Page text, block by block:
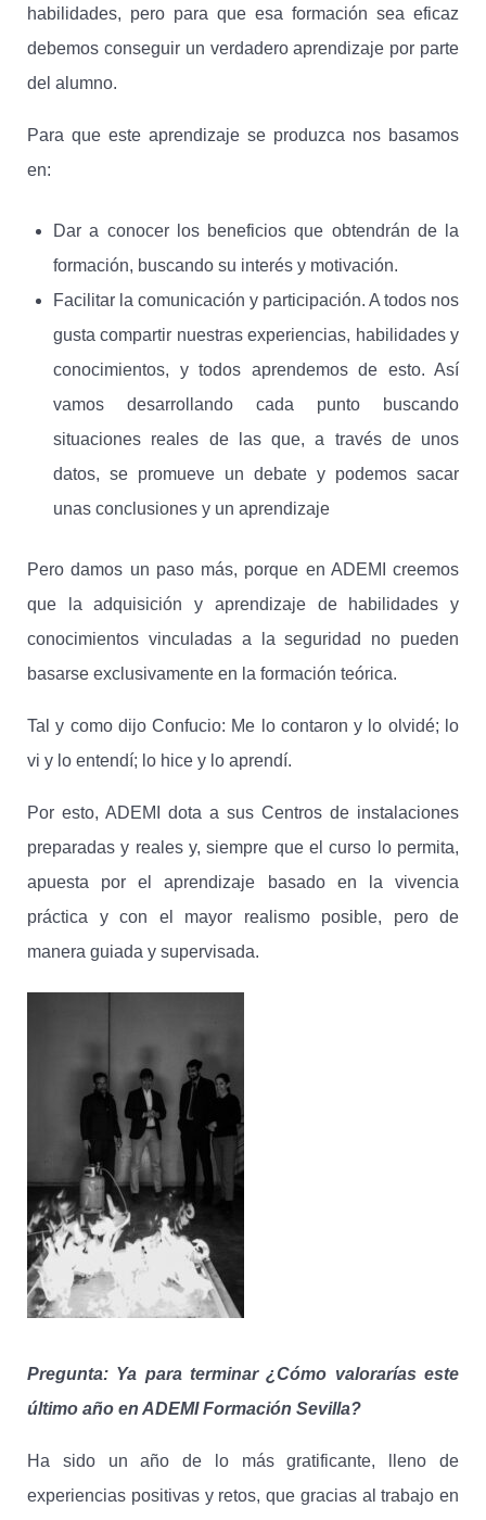
habilidades, pero para que esa formación sea eficaz
debemos conseguir un verdadero aprendizaje por parte
del alumno.
Para que este aprendizaje se produzca nos basamos
en:
Dar a conocer los beneficios que obtendrán de la
formación, buscando su interés y motivación.
Facilitar la comunicación y participación. A todos nos
gusta compartir nuestras experiencias, habilidades y
conocimientos, y todos aprendemos de esto. Así
vamos desarrollando cada punto buscando
situaciones reales de las que, a través de unos
datos, se promueve un debate y podemos sacar
unas conclusiones y un aprendizaje
Pero damos un paso más, porque en ADEMI creemos
que la adquisición y aprendizaje de habilidades y
conocimientos vinculadas a la seguridad no pueden
basarse exclusivamente en la formación teórica.
Tal y como dijo Confucio: Me lo contaron y lo olvidé; lo
vi y lo entendí; lo hice y lo aprendí.
Por esto, ADEMI dota a sus Centros de instalaciones
preparadas y reales y, siempre que el curso lo permita,
apuesta por el aprendizaje basado en la vivencia
práctica y con el mayor realismo posible, pero de
manera guiada y supervisada.
Pregunta: Ya para terminar ¿Cómo valorarías este
último año en ADEMI Formación Sevilla?
Ha sido un año de lo más gratificante, lleno de
experiencias positivas y retos, que gracias al trabajo en